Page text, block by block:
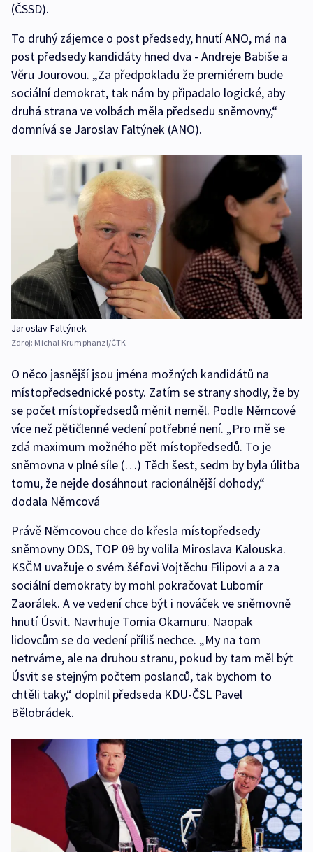
(ČSSD).
To druhý zájemce o post předsedy, hnutí ANO, má na
post předsedy kandidáty hned dva - Andreje Babiše a
Věru Jourovou. „Za předpokladu že premiérem bude
sociální demokrat, tak nám by připadalo logické, aby
druhá strana ve volbách měla předsedu sněmovny,“
domnívá se Jaroslav Faltýnek (ANO).
Jaroslav Faltýnek
Zdroj: Michal Krumphanzl/ČTK
O něco jasnější jsou jména možných kandidátů na
místopředsednické posty. Zatím se strany shodly, že by
se počet místopředsedů měnit neměl. Podle Němcové
více než pětičlenné vedení potřebné není. „Pro mě se
zdá maximum možného pět místopředsedů. To je
sněmovna v plné síle (…) Těch šest, sedm by byla úlitba
tomu, že nejde dosáhnout racionálnější dohody,“
dodala Němcová
Právě Němcovou chce do křesla místopředsedy
sněmovny ODS, TOP 09 by volila Miroslava Kalouska.
KSČM uvažuje o svém šéfovi Vojtěchu Filipovi a a za
sociální demokraty by mohl pokračovat Lubomír
Zaorálek. A ve vedení chce být i nováček ve sněmovně
hnutí Úsvit. Navrhuje Tomia Okamuru. Naopak
lidovcům se do vedení příliš nechce. „My na tom
netrváme, ale na druhou stranu, pokud by tam měl být
Úsvit se stejným počtem poslanců, tak bychom to
chtěli taky,“ doplnil předseda KDU-ČSL Pavel
Bělobrádek.